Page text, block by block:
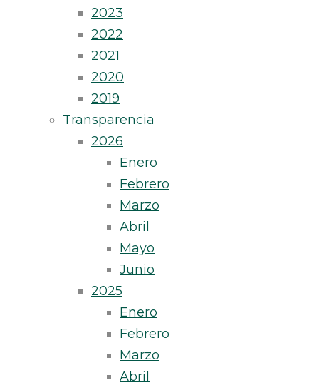
2023
2022
2021
2020
2019
Transparencia
2026
Enero
Febrero
Marzo
Abril
Mayo
Junio
2025
Enero
Febrero
Marzo
Abril